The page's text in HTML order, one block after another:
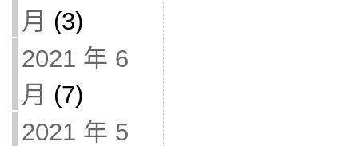
月 (3)
2021 年 6
月 (7)
2021 年 5